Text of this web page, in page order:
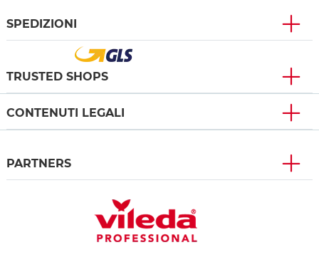
SPEDIZIONI
TRUSTED SHOPS
CONTENUTI LEGALI
PARTNERS